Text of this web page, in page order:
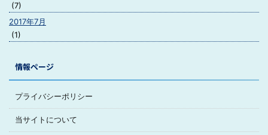
(7)
2017年7月
(1)
情報ページ
プライバシーポリシー
当サイトについて